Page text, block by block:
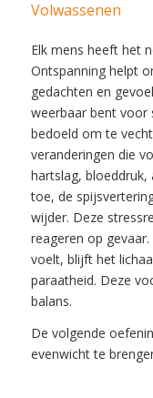
Volwassenen
Elk mens heeft het
Ontspanning helpt
gedachten en
weerbaar bent voor
bedoeld om te
veranderingen die
hartslag, bloeddruk,
toe, de
wijder. Deze
reageren op
voelt, blijft het
paraatheid. Deze
balans.
De volgende
evenwicht te